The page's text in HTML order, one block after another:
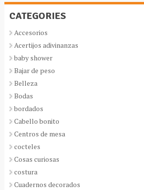
CATEGORIES
Accesorios
Acertijos adivinanzas
baby shower
Bajar de peso
Belleza
Bodas
bordados
Cabello bonito
Centros de mesa
cocteles
Cosas curiosas
costura
Cuadernos decorados